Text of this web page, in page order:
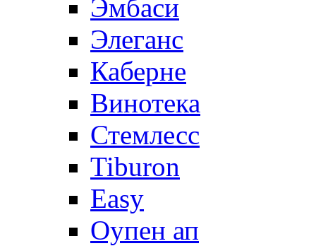
Эмбаси
Элеганс
Каберне
Винотека
Стемлесс
Tiburon
Easy
Оупен ап